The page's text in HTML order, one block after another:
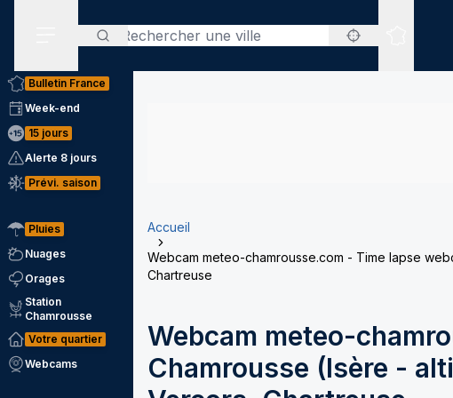
Rechercher
Sites
Bulletin France
Week-end
15 jours
Alerte 8 jours
Prévi. saison
Pluies
Nuages
Orages
Station
Chamrousse
Votre quartier
Webcams
Accueil
Webcam meteo-chamrousse.com - Time lapse
Chartreuse
Webcam meteo-
Chamrousse (Isère -